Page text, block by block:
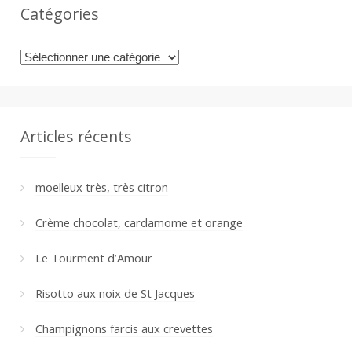
Catégories
Catégories
Articles récents
moelleux très, très citron
Crème chocolat, cardamome et orange
Le Tourment d’Amour
Risotto aux noix de St Jacques
Champignons farcis aux crevettes